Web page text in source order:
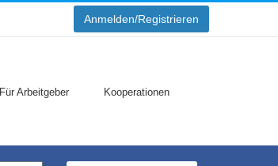
Anmelden/Registrieren
Für Arbeitgeber Kooperationen